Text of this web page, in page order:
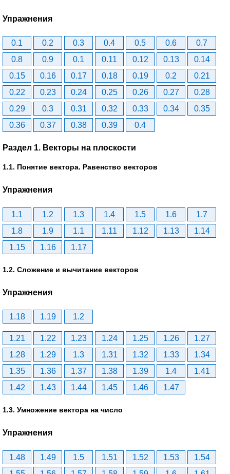
Упражнения
0.1 0.2 0.3 0.4 0.5 0.6
0.7
0.8
0.9 0.1 0.11 0.12 0.13
0.14
0.15
0.16 0.17 0.18 0.19 0.2
0.21
0.22
0.23 0.24 0.25 0.26 0.27
0.28
0.29
0.3 0.31 0.32 0.33 0.34
0.35
0.36
0.37 0.38 0.39 0.4
Раздел 1. Векторы на плоскости
1.1. Понятие вектора. Равенство векторов
Упражнения
1.1 1.2 1.3 1.4 1.5 1.6
1.7
1.8
1.9 1.1 1.11 1.12 1.13
1.14
1.15
1.16 1.17
1.2. Сложение и вычитание векторов
Упражнения
1.18 1.19 1.2
1.21 1.22 1.23 1.24 1.25 1.26
1.27
1.28
1.29 1.3 1.31 1.32 1.33
1.34
1.35
1.36 1.37 1.38 1.39 1.4
1.41
1.42
1.43 1.44 1.45 1.46 1.47
1.3. Умножение вектора на число
Упражнения
1.48 1.49 1.5 1.51 1.52 1.53
1.54